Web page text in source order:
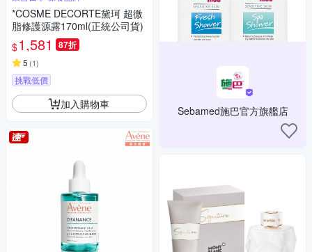
*COSME DECORTE黛珂 超微
脂修護源露170ml(正統公司貨)
$1,581 87折
5 (1)
挑戰低價
加入購物車
Sebamed施巴官方旗艦店